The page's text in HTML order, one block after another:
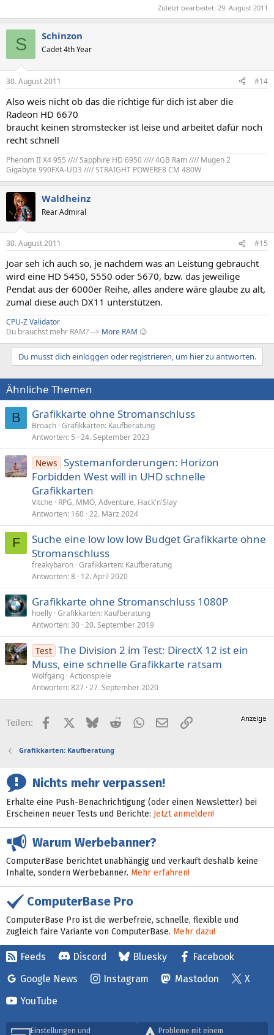
Zuletzt bearbeitet: 29. August 2011
S Schinzon
Cadet 4th Year
30. August 2011 #14
Also weis nicht ob das die richtige für dich ist aber die
Radeon HD 6670
braucht keinen stromstecker ist leise und arbeitet dafür noch
recht schnell
Phenom II X4 955 //// Sapphire HD 6950 //// 4GB Ram //// Mugen 2
Gigabyte 990FXA-UD3 //// STRAIGHT POWERE8 CM 480W
Waldheinz
Rear Admiral
30. August 2011 #15
Joar seh ich auch so, je nachdem was an Leistung gebraucht
wird eine HD 5450, 5550 oder 5670, bzw. das jeweilige
Pendat aus der 6000er Reihe, alles andere wäre glaube zu alt,
zumal diese auch DX11 unterstützen.
CPU-Z Validator
Du brauchst mehr RAM? --> More RAM 😉
Du musst dich einloggen oder registrieren, um hier zu antworten.
Ähnliche Themen
B Grafikkarte ohne Stromanschluss
Broach Grafikkarten: Kaufberatung
Antworten 5 24. September 2023
News Systemanforderungen: Horizon
Forbidden West will in UHD schnelle
Grafikkarten
Vitche
RPG, MMO, Adventure, Hack'n'Slay
Antworten 160 22. März 2024
F
Suche eine low low low Budget Grafikkarte ohne
Stromanschluss
freakybaron Grafikkarten: Kaufberatung
Antworten 8 12. April 2020
Grafikkarte ohne Stromanschluss 1080P
hoelly Grafikkarten: Kaufberatung
Antworten 30 20. September 2019
Test The Division 2 im Test: DirectX 12 ist ein
Muss, eine schnelle Grafikkarte ratsam
Wolfgang Actionspiele
Antworten 827 27. September 2020
Teilen: FacebookX (Twitter)
BlueskyRedditWhatsApp
E-MailLink
Grafikkarten: Kaufberatung
Nichts mehr verpassen!
Erhalte eine Push-Benachrichtigung (oder einen Newsletter) bei
Erscheinen neuer Tests und Berichte: Jetzt anmelden!
Warum Werbebanner?
ComputerBase berichtet unabhängig und verkauft deshalb keine
Inhalte, sondern Werbebanner. Mehr erfahren!
ComputerBase Pro
ComputerBase Pro ist die werbefreie, schnelle, flexible und
zugleich faire Variante von ComputerBase. Mehr dazu!
Feeds Discord Bluesky
Facebook
Google News
Instagram Mastodon
X
YouTube
Einstellungen und Probleme mit einem